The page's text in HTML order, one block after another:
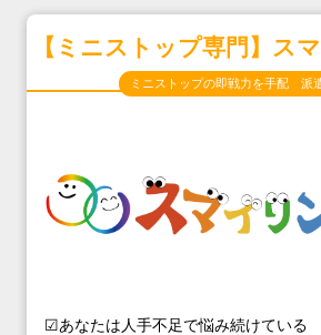
【ミニストップ専門】ス
ミニストップの即戦力を手配 派
☑あなたは人手不足で悩み続けている